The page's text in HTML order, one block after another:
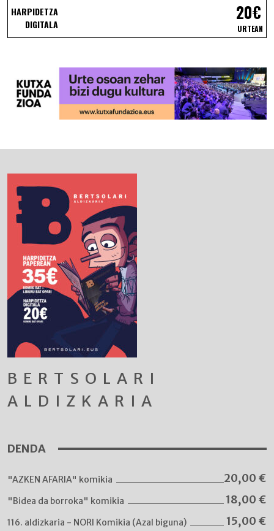
HARPIDETZA
DIGITALA
20€
URTEAN
BERTSOLARI
ALDIZKARIA
DENDA
"AZKEN AFARIA" komikia 20,00 €
"Bidea da borroka" komikia 18,00 €
116. aldizkaria - NORI Komikia (Azal biguna) 15,00 €